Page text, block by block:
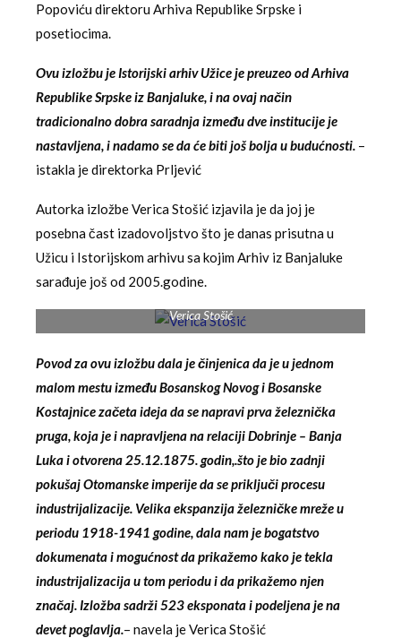
Popoviću direktoru Arhiva Republike Srpske i
posetiocima.
Ovu izložbu je Istorijski arhiv Užice je preuzeo od Arhiva
Republike Srpske iz Banjaluke, i na ovaj način
tradicionalno dobra saradnja između dve institucije je
nastavljena, i nadamo se da će biti još bolja u budućnosti. –
istakla je direktorka Prljević
Autorka izložbe Verica Stošić izjavila je da joj je
posebna čast izadovoljstvo što je danas prisutna u
Užicu i Istorijskom arhivu sa kojim Arhiv iz Banjaluke
sarađuje još od 2005.godine.
Verica Stošić
Povod za ovu izložbu dala je činjenica da je u jednom
malom mestu između Bosanskog Novog i Bosanske
Kostajnice začeta ideja da se napravi prva železnička
pruga, koja je i napravljena na relaciji Dobrinje – Banja
Luka i otvorena 25.12.1875. godin,.što je bio zadnji
pokušaj Otomanske imperije da se priključi procesu
industrijalizacije. Velika ekspanzija železničke mreže u
periodu 1918-1941 godine, dala nam je bogatstvo
dokumenata i mogućnost da prikažemo kako je tekla
industrijalizacija u tom periodu i da prikažemo njen
značaj. Izložba sadrži 523 eksponata i podeljena je na
devet poglavlja.– navela je Verica Stošić